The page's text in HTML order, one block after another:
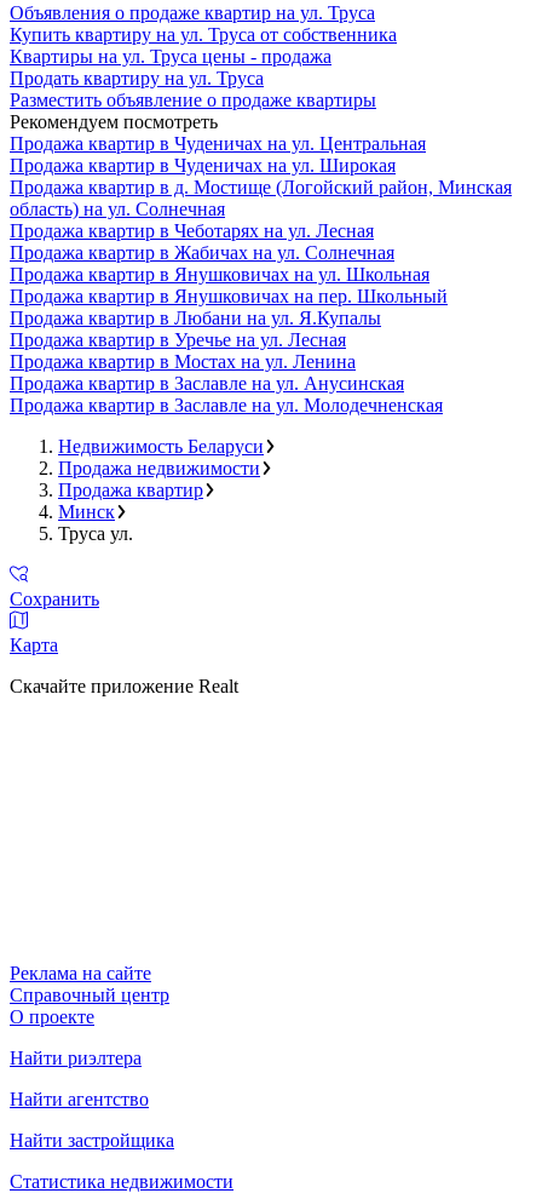
Объявления о продаже квартир на ул. Труса
Купить квартиру на ул. Труса от собственника
Квартиры на ул. Труса цены - продажа
Продать квартиру на ул. Труса
Разместить объявление о продаже квартиры
Рекомендуем посмотреть
Продажа квартир в Чуденичах на ул. Центральная
Продажа квартир в Чуденичах на ул. Широкая
Продажа квартир в д. Мостище (Логойский район, Минская
область) на ул. Солнечная
Продажа квартир в Чеботарях на ул. Лесная
Продажа квартир в Жабичах на ул. Солнечная
Продажа квартир в Янушковичах на ул. Школьная
Продажа квартир в Янушковичах на пер. Школьный
Продажа квартир в Любани на ул. Я.Купалы
Продажа квартир в Уречье на ул. Лесная
Продажа квартир в Мостах на ул. Ленина
Продажа квартир в Заславле на ул. Анусинская
Продажа квартир в Заславле на ул. Молодечненская
Недвижимость Беларуси
Продажа недвижимости
Продажа квартир
Минск
Труса ул.
Сохранить
Карта
Скачайте приложение Realt
Реклама на сайте
Справочный центр
О проекте
Найти риэлтера
Найти агентство
Найти застройщика
Статистика недвижимости